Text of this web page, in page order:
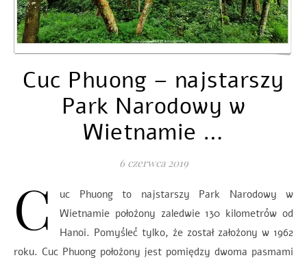
Cuc Phuong – najstarszy
Park Narodowy w
Wietnamie …
6 czerwca 2019
C
uc Phuong to najstarszy Park Narodowy w
Wietnamie położony zaledwie 130 kilometrów od
Hanoi. Pomyśleć tylko, że został założony w 1962
roku. Cuc Phuong położony jest pomiędzy dwoma pasmami